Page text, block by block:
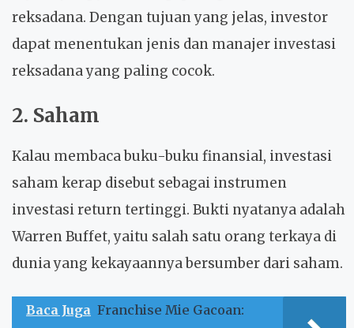
reksadana. Dengan tujuan yang jelas, investor
dapat menentukan jenis dan manajer investasi
reksadana yang paling cocok.
2. Saham
Kalau membaca buku-buku finansial, investasi
saham kerap disebut sebagai instrumen
investasi return tertinggi. Bukti nyatanya adalah
Warren Buffet, yaitu salah satu orang terkaya di
dunia yang kekayaannya bersumber dari saham.
Baca Juga Franchise Mie Gacoan: